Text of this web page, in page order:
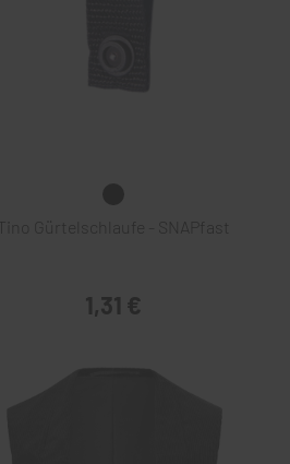
Tino Gürtelschlaufe - SNAPfast
1,31 €